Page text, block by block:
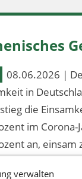
verwalten
08.06.2026 |
in
die
im
an,